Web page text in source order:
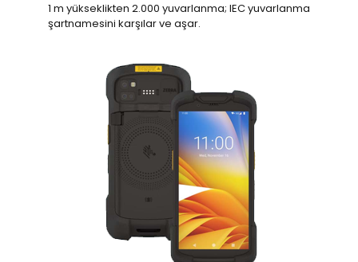
1 m yükseklikten 2.000 yuvarlanma; IEC yuvarlanma
şartnamesini karşılar ve aşar.